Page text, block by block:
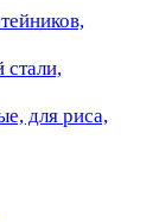
для риса,